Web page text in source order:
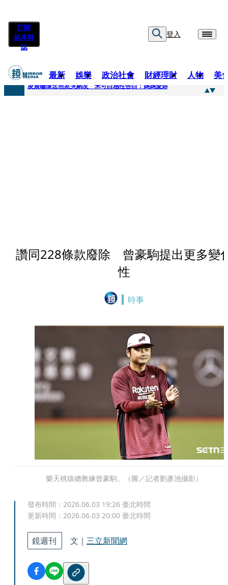
訂閱
紙本雜
誌
登入
最新 娛樂 政治社會 財經理財 人物 美
快訊
凌晨曬懷念照惹哭網友 米可白感性告白：媽媽愛妳
讚同228條款廢除 曾豪駒提出更多變
性
時事
樂天桃猿總教練曾豪駒。（圖／記者劉彥池攝影）
發布時間： 2026.06.03 19:26 臺北時間
更新時間： 2026.06.03 20:00 臺北時間
鏡週刊 文｜ 三立新聞網